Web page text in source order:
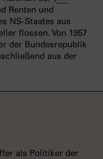
Renten und
NS-Staates aus
flossen. Von 1957
der Bundesrepublik
aus der
als Politiker der